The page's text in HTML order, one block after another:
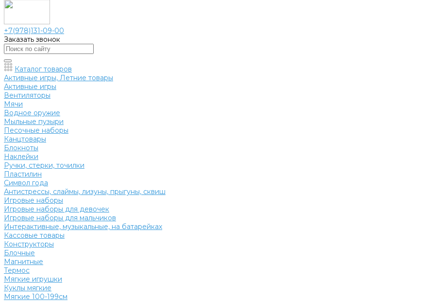
+7(978)131-09-00
Заказать звонок
Каталог товаров
Активные игры, Летние товары
Активные игры
Вентиляторы
Мячи
Водное оружие
Мыльные пузыри
Песочные наборы
Канцтовары
Блокноты
Наклейки
Ручки, стерки, точилки
Пластилин
Символ года
Антистрессы, слаймы, лизуны, прыгуны, сквиш
Игровые наборы
Игровые наборы для девочек
Игровые наборы для мальчиков
Интерактивные, музыкальные, на батарейках
Кассовые товары
Конструкторы
Блочные
Магнитные
Термос
Мягкие игрушки
Куклы мягкие
Мягкие 100-199см